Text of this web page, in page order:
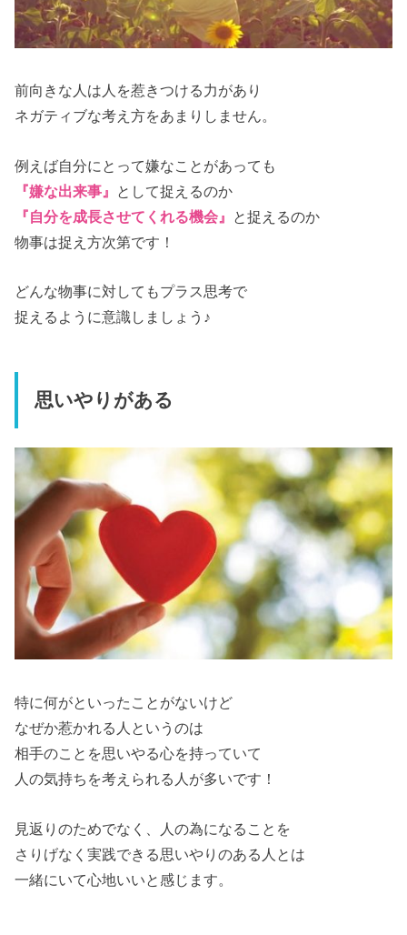
前向きな人は人を惹きつける力があり
ネガティブな考え方をあまりしません。
例えば自分にとって嫌なことがあっても
『嫌な出来事』 として捉えるのか
『自分を成長させてくれる機会』 と捉えるのか
物事は捉え方次第です！
どんな物事に対してもプラス思考で
捉えるように意識しましょう♪
思いやりがある
特に何がといったことがないけど
なぜか惹かれる人というのは
相手のことを思いやる心を持っていて
人の気持ちを考えられる人が多いです！
見返りのためでなく、人の為になることを
さりげなく実践できる思いやりのある人とは
一緒にいて心地いいと感じます。